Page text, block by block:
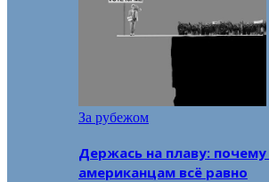
За рубежом
Держась на плаву:
американцам всё равно